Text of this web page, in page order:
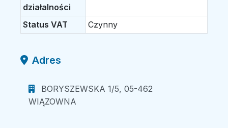
działalności
Status VAT Czynny
Adres
BORYSZEWSKA 1/5, 05-462
WIĄZOWNA